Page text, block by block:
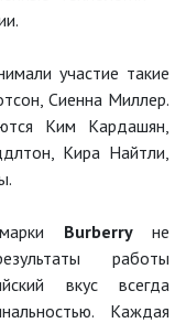
участие такие
Сиенна Миллер.
Ким Кардашян,
Кира Найтли,
Burberryне
работы
вкус всегда
Каждая